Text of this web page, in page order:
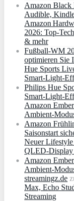
Amazon Black
Audible,
Amazon
2026: Top-
& mehr
Fußball-WM
optimieren Sie
Hue Sports
Philips Hue
Amazon
Amazon
Saisonstart
Neuer
QLED‑Display
Amazon
streamingz.de
Max, Echo
Streaming